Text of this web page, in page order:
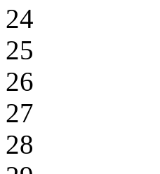
24
25
26
27
28